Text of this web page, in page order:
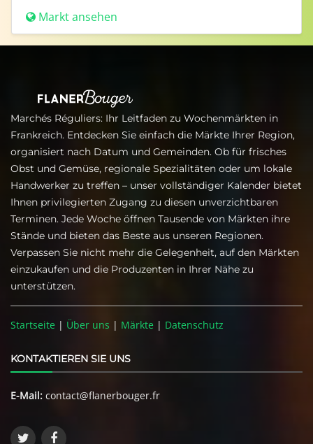
Markt ansehen
Marchés Réguliers: Ihr Leitfaden zu Wochenmärkten in
Frankreich. Entdecken Sie einfach die Märkte Ihrer Region,
organisiert nach Datum und Gemeinden. Ob für frisches
Obst und Gemüse, regionale Spezialitäten oder um lokale
Handwerker zu treffen – unser vollständiger Kalender bietet
Ihnen privilegierten Zugang zu diesen unverzichtbaren
Terminen. Jede Woche öffnen Tausende von Märkten ihre
Stände und bieten das Beste aus unseren Regionen.
Verpassen Sie nicht mehr die Gelegenheit, auf den Märkten
einzukaufen und die Produzenten in Ihrer Nähe zu
unterstützen.
Startseite | Über uns | Märkte | Datenschutz
KONTAKTIEREN SIE UNS
E-Mail: contact@flanerbouger.fr